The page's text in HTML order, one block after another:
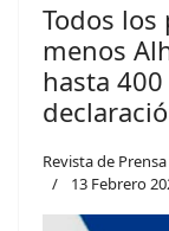
Todos los
menos
hasta
Revista de Prensa
13 Febrero